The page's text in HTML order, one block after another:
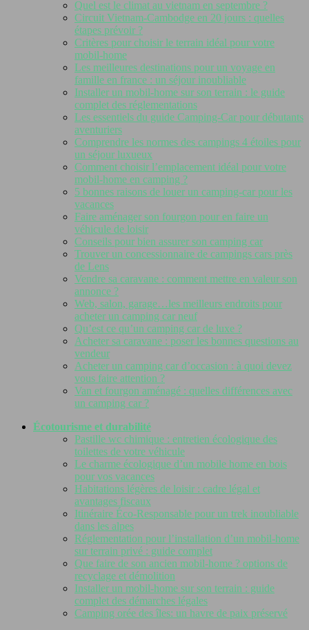
Quel est le climat au vietnam en septembre ?
Circuit Vietnam-Cambodge en 20 jours : quelles
étapes prévoir ?
Critères pour choisir le terrain idéal pour votre
mobil-home
Les meilleures destinations pour un voyage en
famille en france : un séjour inoubliable
Installer un mobil-home sur son terrain : le guide
complet des réglementations
Les essentiels du guide Camping-Car pour débutants
aventuriers
Comprendre les normes des campings 4 étoiles pour
un séjour luxueux
Comment choisir l’emplacement idéal pour votre
mobil-home en camping ?
5 bonnes raisons de louer un camping-car pour les
vacances
Faire aménager son fourgon pour en faire un
véhicule de loisir
Conseils pour bien assurer son camping car
Trouver un concessionnaire de campings cars près
de Lens
Vendre sa caravane : comment mettre en valeur son
annonce ?
Web, salon, garage…les meilleurs endroits pour
acheter un camping car neuf
Qu’est ce qu’un camping car de luxe ?
Acheter sa caravane : poser les bonnes questions au
vendeur
Acheter un camping car d’occasion : à quoi devez
vous faire attention ?
Van et fourgon aménagé : quelles différences avec
un camping car ?
Écotourisme et durabilité
Pastille wc chimique : entretien écologique des
toilettes de votre véhicule
Le charme écologique d’un mobile home en bois
pour vos vacances
Habitations légères de loisir : cadre légal et
avantages fiscaux
Itinéraire Éco-Responsable pour un trek inoubliable
dans les alpes
Réglementation pour l’installation d’un mobil-home
sur terrain privé : guide complet
Que faire de son ancien mobil-home ? options de
recyclage et démolition
Installer un mobil-home sur son terrain : guide
complet des démarches légales
Camping orée des îles: un havre de paix préservé